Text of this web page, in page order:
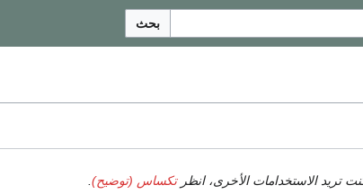
بحث
تريد الاستخدامات الأخرى، انظرتكساس (توضيح)